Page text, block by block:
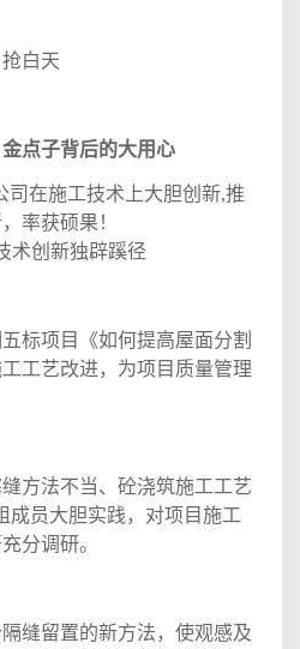
抢白天
点子背后的大用心
司在施工技术上大胆创新,推
率获硕果！
术创新独辟蹊径
标项目《如何提高屋面分割
工艺改进，为项目质量管理
方法不当、砼浇筑施工工艺
成员大胆实践，对项目施工
分调研。
缝留置的新方法，使观感及